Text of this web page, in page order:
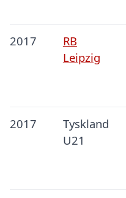
2017
RB
Leipzig
2017
Tyskland
U21